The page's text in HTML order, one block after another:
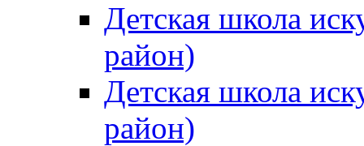
Детская школа
район)
Детская школа
район)